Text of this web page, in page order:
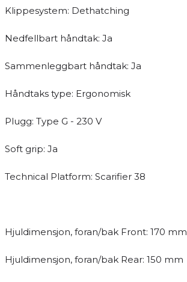
Klippesystem: Dethatching
Nedfellbart håndtak: Ja
Sammenleggbart håndtak: Ja
Håndtaks type: Ergonomisk
Plugg: Type G - 230 V
Soft grip: Ja
Technical Platform: Scarifier 38
Hjuldimensjon, foran/bak Front: 170 mm
Hjuldimensjon, foran/bak Rear: 150 mm